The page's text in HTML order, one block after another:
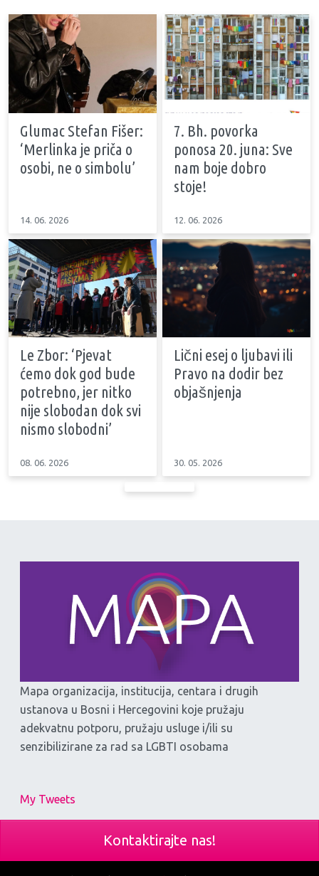
Glumac Stefan Fišer:
‘Merlinka je priča o
osobi, ne o simbolu’
14. 06. 2026
7. Bh. povorka
ponosa 20. juna: Sve
nam boje dobro
stoje!
12. 06. 2026
Le Zbor: ‘Pjevat
ćemo dok god bude
potrebno, jer nitko
nije slobodan dok svi
nismo slobodni’
08. 06. 2026
Lični esej o ljubavi ili
Pravo na dodir bez
objašnjenja
30. 05. 2026
Mapa organizacija, institucija, centara i drugih
ustanova u Bosni i Hercegovini koje pružaju
adekvatnu potporu, pružaju usluge i/ili su
senzibilizirane za rad sa LGBTI osobama
My Tweets
Kontaktirajte nas!